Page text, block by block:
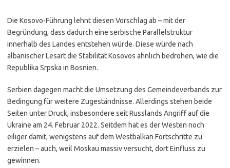
Die Kosovo-Führung lehnt diesen Vorschlag ab – mit der
Begründung, dass dadurch eine serbische Parallelstruktur
innerhalb des Landes entstehen würde. Diese würde nach
albanischer Lesart die Stabilität Kosovos ähnlich bedrohen, wie die
Republika Srpska in Bosnien.
Serbien dagegen macht die Umsetzung des Gemeindeverbands zur
Bedingung für weitere Zugeständnisse. Allerdings stehen beide
Seiten unter Druck, insbesondere seit Russlands Angriff auf die
Ukraine am 24. Februar 2022. Seitdem hat es der Westen noch
eiliger damit, wenigstens auf dem Westbalkan Fortschritte zu
erzielen – auch, weil Moskau massiv versucht, dort Einfluss zu
gewinnen.